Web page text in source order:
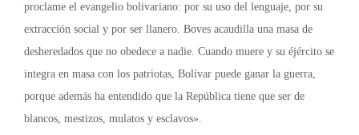
proclame el evangelio bolivariano: por su uso del lenguaje, por su
extracción social y por ser llanero. Boves acaudilla una masa de
desheredados que no obedece a nadie. Cuando muere y su éjército se
integra en masa con los patriotas, Bolívar puede ganar la guerra,
porque además ha entendido que la República tiene que ser de
blancos, mestizos, mulatos y esclavos».